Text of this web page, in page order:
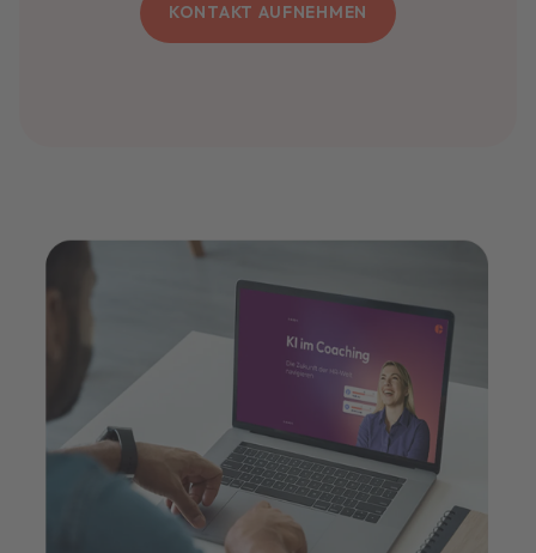
KONTAKT AUFNEHMEN